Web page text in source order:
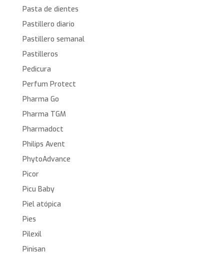
Pasta de dientes
Pastillero diario
Pastillero semanal
Pastilleros
Pedicura
Perfum Protect
Pharma Go
Pharma TGM
Pharmadoct
Philips Avent
PhytoAdvance
Picor
Picu Baby
Piel atópica
Pies
Pilexil
Pinisan